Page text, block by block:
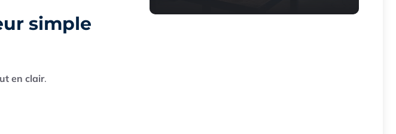
simple
en clair.